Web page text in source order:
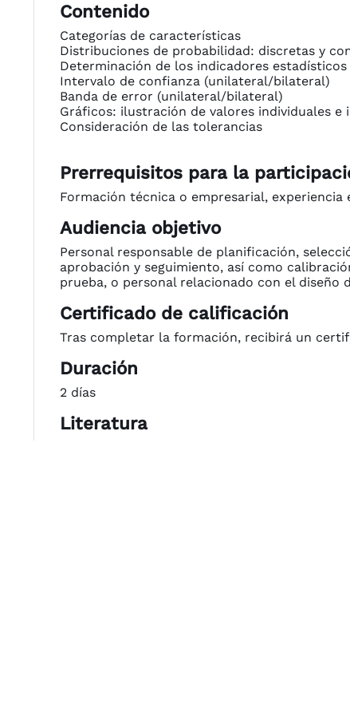
Contenido
Categorías de características
Distribuciones de probabilidad: discretas y
Determinación de los indicadores estadísticos
Intervalo de confianza (unilateral/bilateral)
Banda de error (unilateral/bilateral)
Gráficos: ilustración de valores individuales e
Consideración de las tolerancias
Prerrequisitos para la
Formación técnica o empresarial, experiencia
Audiencia objetivo
Personal responsable de planificación,
aprobación y seguimiento, así como
prueba, o personal relacionado con el
Certificado de calificación
Tras completar la formación, recibirá un
Duración
2 días
Literatura